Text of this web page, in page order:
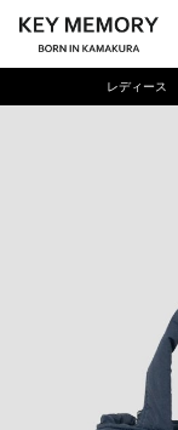
レディース